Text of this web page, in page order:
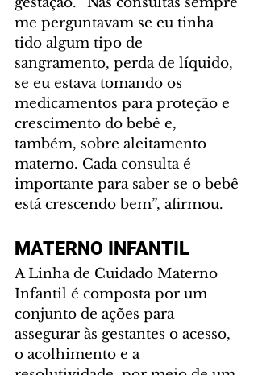
me perguntavam se eu tinha
tido algum tipo de
sangramento, perda de líquido,
se eu estava tomando os
medicamentos para proteção e
crescimento do bebê e,
também, sobre aleitamento
materno. Cada consulta é
importante para saber se o bebê
está crescendo bem”, afirmou.
MATERNO INFANTIL
A Linha de Cuidado Materno
Infantil é composta por um
conjunto de ações para
assegurar às gestantes o acesso,
o acolhimento e a